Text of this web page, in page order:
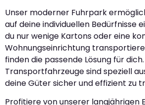
Unser moderner Fuhrpark
auf deine individuellen Bedürfnisse
du nur wenige Kartons oder eine
Wohnungseinrichtung
finden die passende Lösung für
Transportfahrzeuge sind speziell
deine Güter sicher und effizient zu
Profitiere von unserer langjährigen